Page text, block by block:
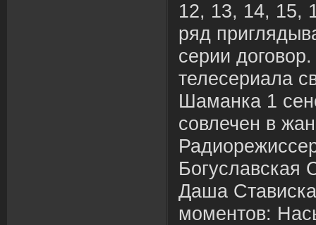
12, 13, 14, 15,
ряд
серии
телесериала
Шаманка 1
совлечен в
Богуславская
Даша
моментов: